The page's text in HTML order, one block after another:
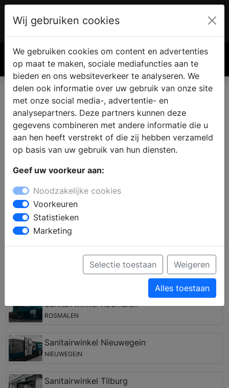
€ 0.00
Vind een nieuwe keuken in
Nieuwaal
de keuken gaat verbouwen vindt u in de keukenwinkel
alle informatie en inspiratie voor een nieuwe keuken.
Welke keukenstijl past bij u en uw woning en wat zijn
de laatste keukentrends? Door middel van persoonlijk
advies van een ervaren medewerker kunt u een
complete keuken samenstellen en krijgt u deskundig
advies over inbouwapparatuur van verschillende
Keukenwinkels in de regio Nieuwaal
Sanitairwinkel Rosmalen
ROSMALEN
Sanitairwinkel Nieuwegein
NIEUWEGEIN
Sanitairwinkel Tilburg
Wij gebruiken cookies
We gebruiken cookies om content en advertenties
op maat te maken, sociale mediafuncties aan te
bieden en ons websiteverkeer te analyseren. We
delen ook informatie over uw gebruik van onze site
met onze social media-, advertentie- en
analysepartners. Deze partners kunnen deze
gegevens combineren met andere informatie die u
aan hen heeft verstrekt of die zij hebben verzameld
op basis van uw gebruik van hun diensten.
Geef uw voorkeur aan:
Noodzakelijke cookies
Voorkeuren
Statistieken
Marketing
Selectie toestaan Weigeren
Alles toestaan